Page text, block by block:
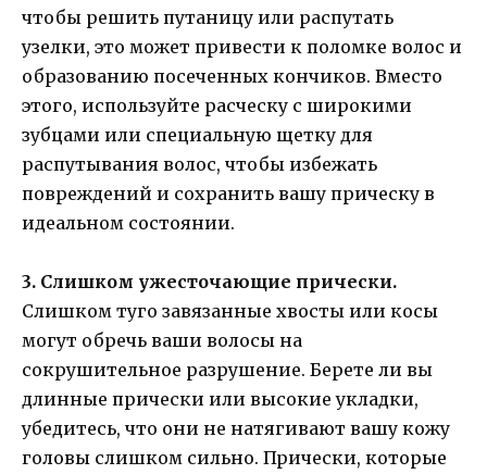
чтобы решить путаницу или распутать
узелки, это может привести к поломке волос и
образованию посеченных кончиков. Вместо
этого, используйте расческу с широкими
зубцами или специальную щетку для
распутывания волос, чтобы избежать
повреждений и сохранить вашу прическу в
идеальном состоянии.
3. Слишком ужесточающие прически.
Слишком туго завязанные хвосты или косы
могут обречь ваши волосы на
сокрушительное разрушение. Берете ли вы
длинные прически или высокие укладки,
убедитесь, что они не натягивают вашу кожу
головы слишком сильно. Прически, которые